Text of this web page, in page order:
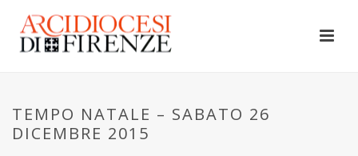
TEMPO NATALE – SABATO 26
DICEMBRE 2015